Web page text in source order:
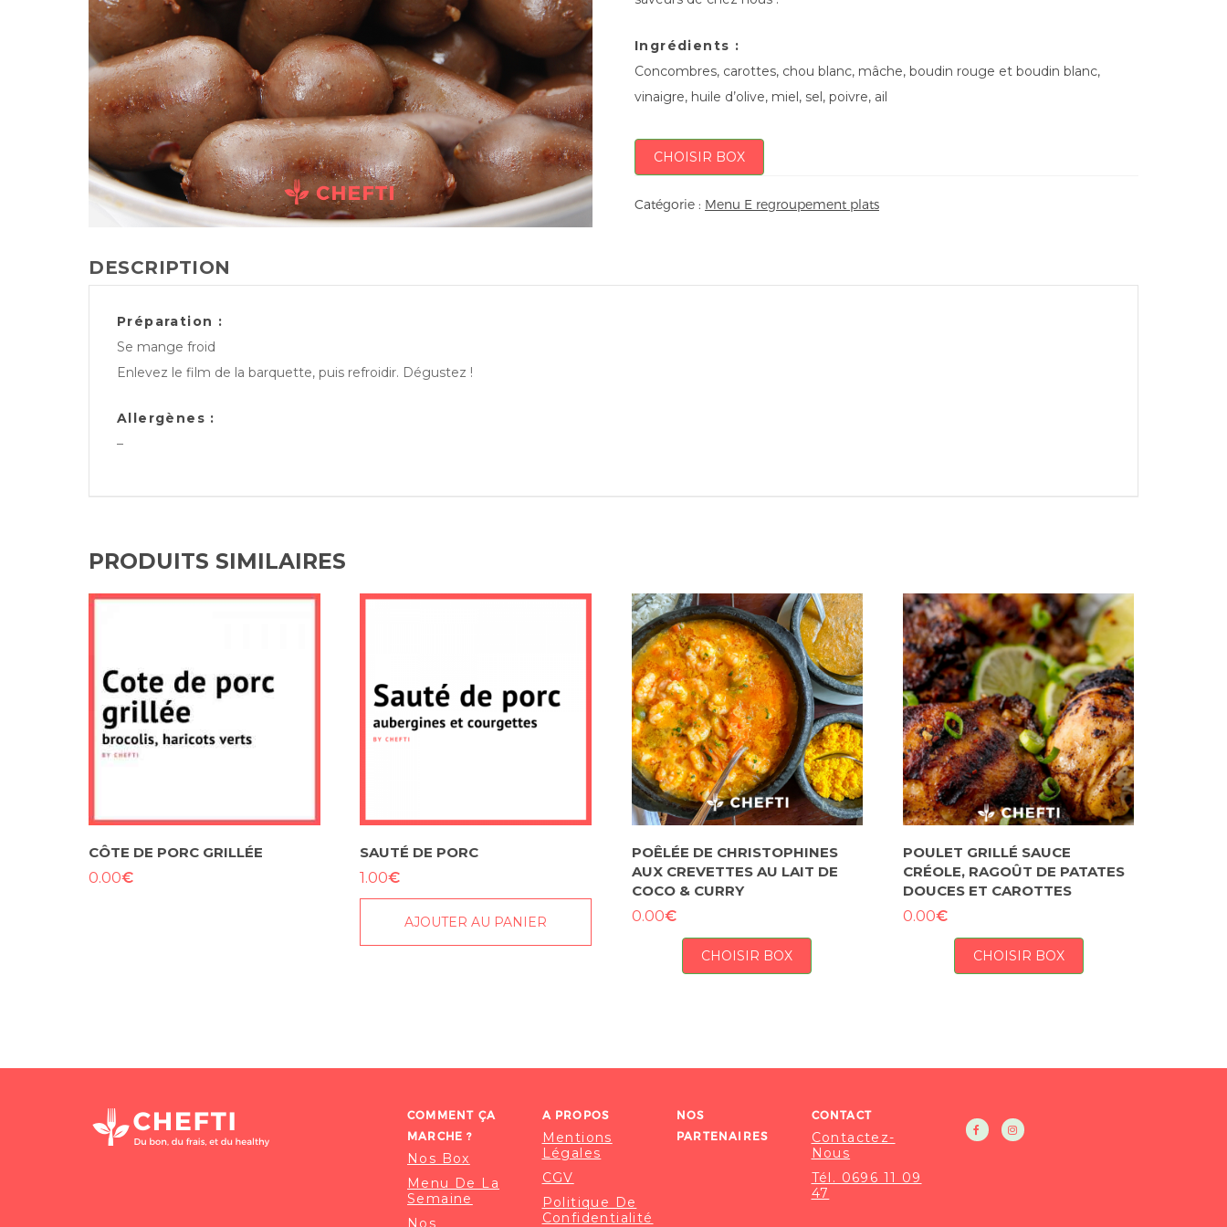
Ingrédients :
Concombres, carottes, chou blanc, mâche, boudin rouge et boudin blanc,
vinaigre, huile d’olive, miel, sel, poivre, ail
CHOISIR BOX
Catégorie : Menu E regroupement plats
DESCRIPTION
Préparation :
Se mange froid
Enlevez le film de la barquette, puis refroidir. Dégustez !
Allergènes :
–
PRODUITS SIMILAIRES
CÔTE DE PORC GRILLÉE
0.00€
SAUTÉ DE PORC
1.00€
AJOUTER AU PANIER
POÊLÉE DE CHRISTOPHINES
AUX CREVETTES AU LAIT DE
COCO & CURRY
0.00€
CHOISIR BOX
POULET GRILLÉ SAUCE
CRÉOLE, RAGOÛT DE PATATES
DOUCES ET CAROTTES
0.00€
CHOISIR BOX
COMMENT ÇA
MARCHE ?
Nos Box
Menu De La
Semaine
Nos
A PROPOS
Mentions
Légales
CGV
Politique De
Confidentialité
NOS
PARTENAIRES
CONTACT
Contactez-
Nous
Tél. 0696 11 09
47